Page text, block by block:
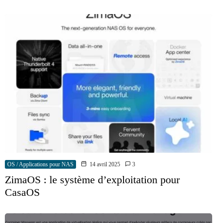
OS / Applications pour NAS 14 avril 2025 3
ZimaOS : le système d’exploitation pour
CasaOS